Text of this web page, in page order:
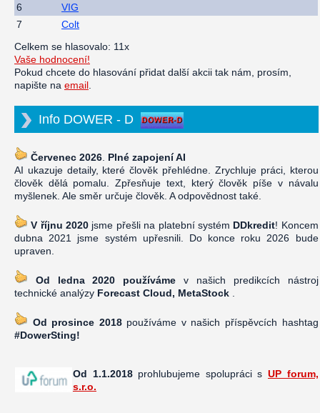
6
VIG
7
Colt
Celkem se hlasovalo: 11x
Vaše hodnocení!
Pokud chcete do hlasování přidat další akcii tak nám, prosím,
napište na email
Info DOWER - D
Červenec 2026 Plné zapojení AI
AI ukazuje detaily, které člověk přehlédne. Zrychluje práci, kterou
člověk dělá pomalu. Zpřesňuje text, který člověk píše v návalu
myšlenek. Ale směr určuje člověk. A odpovědnost také.
V říjnu 2020 jsme přešli na platební systém DDkredit! Koncem
dubna 2021 jsme systém upřesnili. Do konce roku 2026 bude
upraven.
Od ledna 2020 používáme v našich predikcích nástroj
technické analýzy Forecast Cloud, MetaStock
Od prosince 2018používáme v našich příspěvcích hashtag
#DowerSting!
Od 1.1.2018prohlubujeme spolupráci sUP forum,
s.r.o.